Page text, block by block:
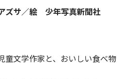
ズサ／絵 少年写真新聞社
童文学作家と、おいしい食べ物